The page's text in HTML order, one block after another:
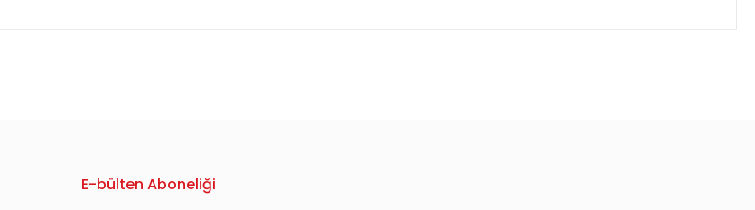
E-bülten Aboneliği